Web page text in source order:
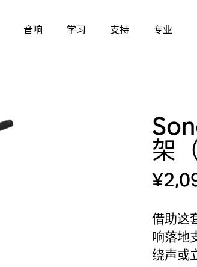
音响 学习 支持 专业
架
借助这
响落地
绕声或